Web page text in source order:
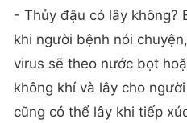
- Thủy đậu có lây không?
khi người bệnh nói
virus sẽ theo nước bọt
không khí và lây cho
cũng có thể lây khi tiếp